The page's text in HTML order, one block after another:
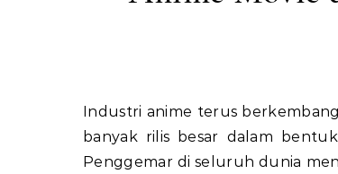
Industri anime terus berkembang dengan cepat, dan tahun 2026 menjadi salah satu periode dengan
banyak rilis besar dalam
Penggemar di seluruh dunia